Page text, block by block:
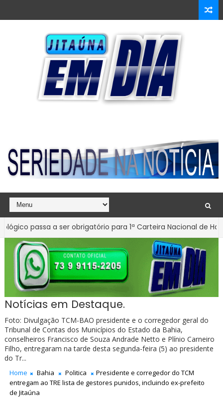
a ser obrigatório para 1ª Carteira Nacional de Habilitação
procedimento para apurar quadro de pessoal da Câmara
Notícias em Destaque.
Foto: Divulgação TCM-BAO presidente e o corregedor geral do
Tribunal de Contas dos Municípios do Estado da Bahia,
conselheiros Francisco de Souza Andrade Netto e Plínio Carneiro
Filho, entregaram na tarde desta segunda-feira (5) ao presidente
do Tr...
Home Bahia Politica
Presidente e corregedor do TCM
entregam ao TRE lista de gestores punidos, incluindo ex-prefeito
de Jitaúna